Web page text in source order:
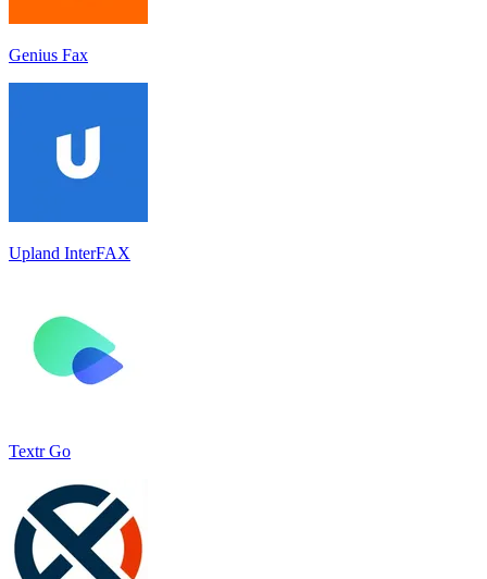
Genius Fax
Upland InterFAX
Textr Go